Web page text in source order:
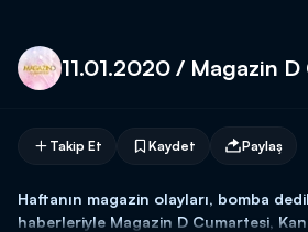
11.01.2020 / Magazin
Takip Et Kaydet Paylaş
Haftanın magazin olayları, bomba
haberleriyle Magazin D Cumartesi,